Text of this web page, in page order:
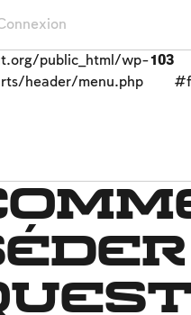
public_html/wp-
header/menu.php
103